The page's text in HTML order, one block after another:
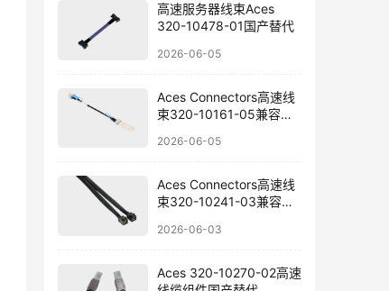
高速服务器线束Aces
320-10478-01国产替代
2026-06-05
Aces Connectors高速线
束320-10161-05兼容替
2026-06-05
Aces Connectors高速线
束320-10241-03兼容替
2026-06-03
Aces 320-10270-02高速